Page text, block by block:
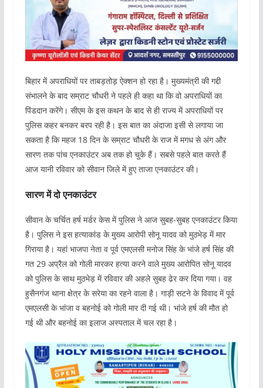
बिहार में अपराधियों पर ताबड़तोड़ ऐक्शन हो रहा है। मुख्यमंत्री की गद्दी
संभालने के बाद सम्राट चौधरी ने पहले ही कहा था कि वो अपराधियों का
पिंडदान करेंगे। सीएम के इस कथन के बाद से ही राज्य में अपराधियों पर
पुलिस कहर बनकर बरप रही है। इस बात का अंदाजा इसी से लगाया जा
सकता है कि महज 18 दिन के सम्राट चौधरी के राज में मगध से अंग और
सारण तक पांच एनकाउंटर अब तक हो चुके हैं। सबसे पहले बात करते हैं
आज यानी रविवार को सीवान जिले में हुए ताजा एनकाउंटर की।
सारण में दो एनकाउंटर
सीवान के चर्चित हर्ष मर्डर केस में पुलिस ने आज सुबह-सुबह एनकाउंटर किया
है। पुलिस ने इस हत्याकांड के मुख्य आरोपी सोनू यादव को मुठभेड़ में मार
गिराया है। यहां भाजपा नेता व पूर्व एमएलसी मनोज सिंह के भांजे हर्ष सिंह की
गत 29 अप्रैल को गोली मारकर हत्या करने वाले मुख्य आरोपित सोनू यादव
को पुलिस के साथ मुठभेड़ में रविवार की अहले सुबह ढेर कर दिया गया। वह
हुसैनगंज थाना क्षेत्र के सरेया का रहने वाला है। गाड़ी सटने के विवाद में पूर्व
एमएलसी के भांजा व बहनोई को गोली मार दी गई थी। भांजे हर्ष की मौत हो
गई थी और बहनोई का इलाज अस्पताल में चल रहा है।